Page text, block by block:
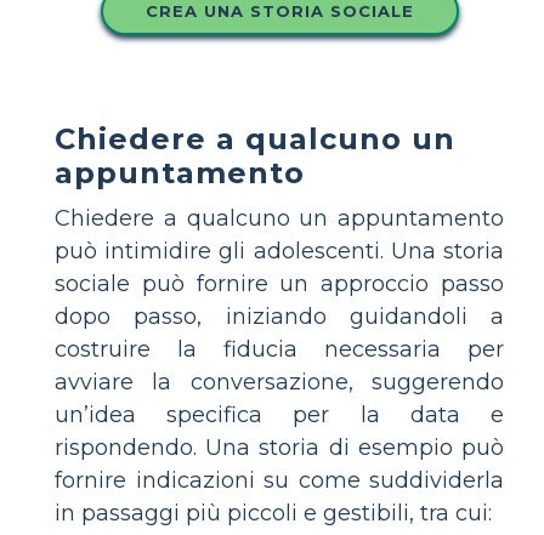
CREA UNA STORIA SOCIALE
Chiedere a qualcuno un
appuntamento
Chiedere a qualcuno un appuntamento
può intimidire gli adolescenti. Una storia
sociale può fornire un approccio passo
dopo passo, iniziando guidandoli a
costruire la fiducia necessaria per
avviare la conversazione, suggerendo
un’idea specifica per la data e
rispondendo. Una storia di esempio può
fornire indicazioni su come suddividerla
in passaggi più piccoli e gestibili, tra cui: